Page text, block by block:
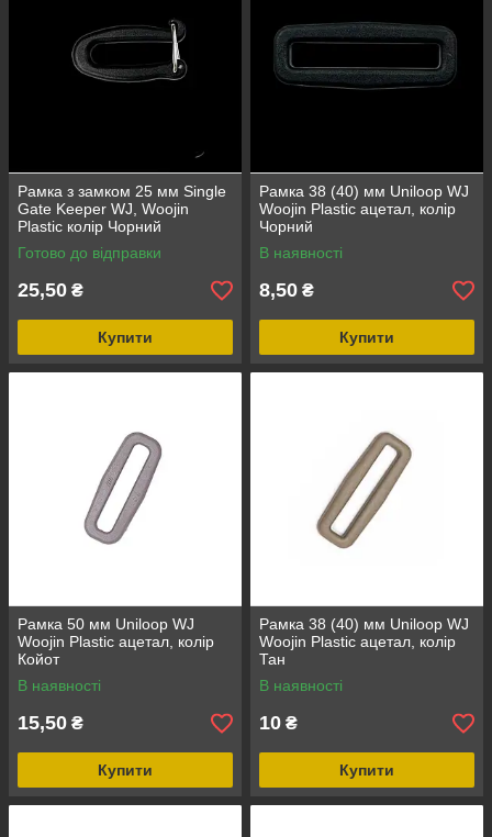
Рамка з замком 25 мм Single
Gate Keeper WJ, Woojin
Plastic колір Чорний
Готово до відправки
25,50 ₴
Купити
Рамка 38 (40) мм Uniloop WJ
Woojin Plastic ацетал, колір
Чорний
В наявності
8,50 ₴
Купити
Рамка 50 мм Uniloop WJ
Woojin Plastic ацетал, колір
Койот
В наявності
15,50 ₴
Купити
Рамка 38 (40) мм Uniloop WJ
Woojin Plastic ацетал, колір
Тан
В наявності
10 ₴
Купити